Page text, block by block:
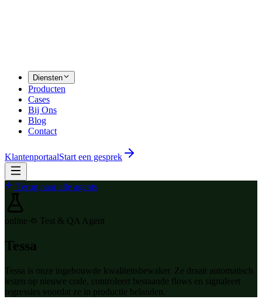
Diensten
Producten
Cases
Bij Ons
Blog
Contact
KlantenportaalStart een gesprek
Terug naar alle agents
online· Test & QA Agent
Tessa
Tessa is onze ingebouwde kwaliteitsbewaker. Ze draait automatisch
testen op nieuwe code, controleert bestaande flows en signaleert
regressies voordat ze in productie belanden.